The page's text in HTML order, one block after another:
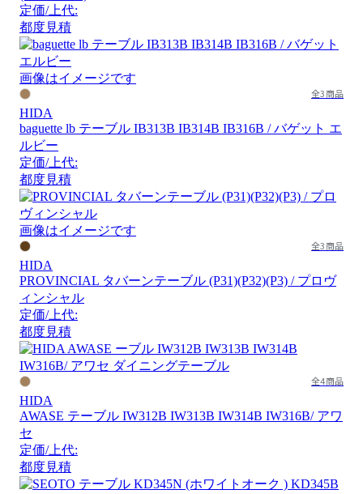
定価/上代:
都度見積
画像はイメージです
全3商品
HIDA
baguette lb テーブル IB313B IB314B IB316B / バゲット エ
ルビー
定価/上代:
都度見積
画像はイメージです
全3商品
HIDA
PROVINCIAL タバーンテーブル (P31)(P32)(P3) / プロヴ
ィンシャル
定価/上代:
都度見積
全4商品
HIDA
AWASE テーブル IW312B IW313B IW314B IW316B/ アワ
セ
定価/上代:
都度見積